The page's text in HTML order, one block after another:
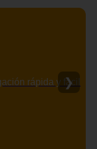
rápida y fácil
❯